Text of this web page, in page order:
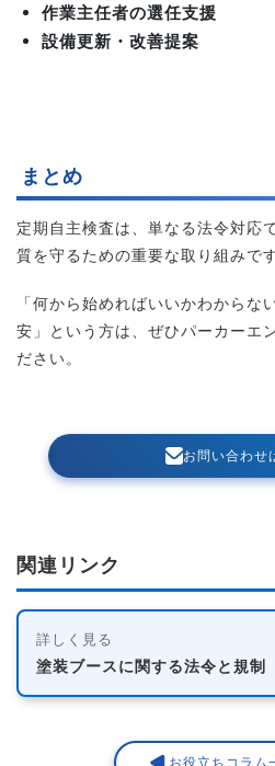
作業主任者の選任支援
設備更新・改善提案
まとめ
定期自主検査は、単なる法令対応
質を守るための重要な取り組みです
「何から始めればいいかわからな
安」という方は、ぜひパーカーエ
ださい。
お問い合わせ
関連リンク
詳しく見る
塗装ブースに関する法令と規制
お役立ちコラム